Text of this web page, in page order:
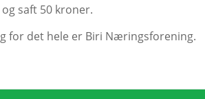
saft 50 kroner.
for det hele er Biri Næringsforening.